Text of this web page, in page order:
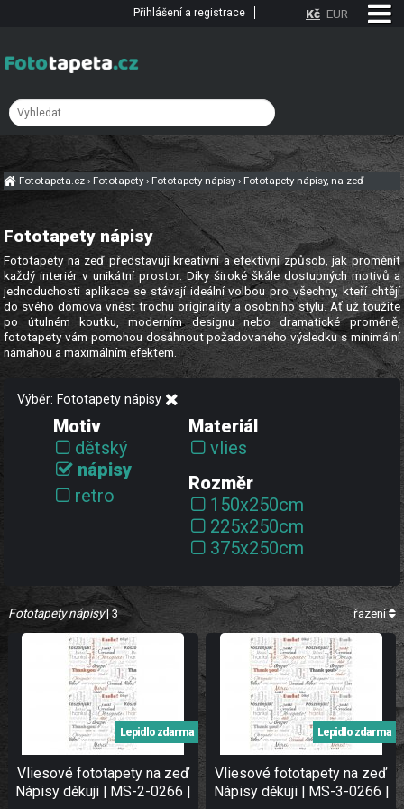
Fototapeta.cz› Fototapety› Fototapety nápisy› Fototapety nápisy, na zeď
Fototapety nápisy
Fototapety na zeď představují kreativní a efektivní způsob, jak proměnit
každý interiér v unikátní prostor. Díky široké škále dostupných motivů a
jednoduchosti aplikace se stávají ideální volbou pro všechny, kteří chtějí
do svého domova vnést trochu originality a osobního stylu. Ať už toužíte
po útulném koutku, moderním designu nebo dramatické proměně,
fototapety vám pomohou dosáhnout požadovaného výsledku s minimální
námahou a maximálním efektem.
Výběr: Fototapety nápisy
Motiv
dětský
nápisy
retro
Materiál
vlies
Rozměr
150x250cm
225x250cm
375x250cm
Fototapety nápisy| 3 řazení
Vliesové fototapety na zeď
Nápisy děkuji | MS-2-0266 |
Lepidlo zdarma
Vliesové fototapety na zeď
Nápisy děkuji | MS-3-0266 |
Lepidlo zdarma
Kč EUR
Přihlášení a registrace